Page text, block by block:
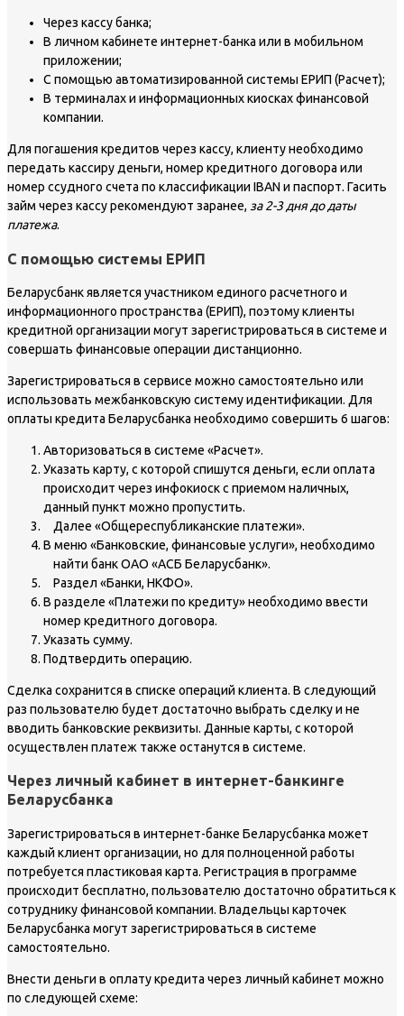
Через кассу банка;
В личном кабинете интернет-банка или в мобильном
приложении;
С помощью автоматизированной системы ЕРИП (Расчет);
В терминалах и информационных киосках финансовой
компании.
Для погашения кредитов через кассу, клиенту необходимо
передать кассиру деньги, номер кредитного договора или
номер ссудного счета по классификации IBAN и паспорт. Гасить
займ через кассу рекомендуют заранее, за 2-3 дня до даты
платежа.
С помощью системы ЕРИП
Беларусбанк является участником единого расчетного и
информационного пространства (ЕРИП), поэтому клиенты
кредитной организации могут зарегистрироваться в системе и
совершать финансовые операции дистанционно.
Зарегистрироваться в сервисе можно самостоятельно или
использовать межбанковскую систему идентификации. Для
оплаты кредита Беларусбанка необходимо совершить 6 шагов:
Авторизоваться в системе «Расчет».
Указать карту, с которой спишутся деньги, если оплата
происходит через инфокиоск с приемом наличных,
данный пункт можно пропустить.
Далее «Общереспубликанские платежи».
В меню «Банковские, финансовые услуги», необходимо
найти банк ОАО «АСБ Беларусбанк».
Раздел «Банки, НКФО».
В разделе «Платежи по кредиту» необходимо ввести
номер кредитного договора.
Указать сумму.
Подтвердить операцию.
Сделка сохранится в списке операций клиента. В следующий
раз пользователю будет достаточно выбрать сделку и не
вводить банковские реквизиты. Данные карты, с которой
осуществлен платеж также останутся в системе.
Через личный кабинет в интернет-банкинге
Беларусбанка
Зарегистрироваться в интернет-банке Беларусбанка может
каждый клиент организации, но для полноценной работы
потребуется пластиковая карта. Регистрация в программе
происходит бесплатно, пользователю достаточно обратиться к
сотруднику финансовой компании. Владельцы карточек
Беларусбанка могут зарегистрироваться в системе
самостоятельно.
Внести деньги в оплату кредита через личный кабинет можно
по следующей схеме: